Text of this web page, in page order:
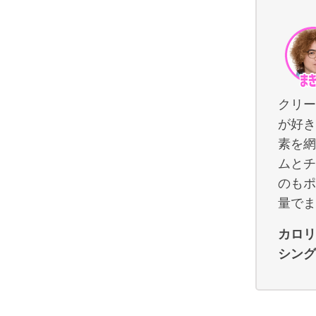
クリ
が好
素を
ムと
のも
量で
カロ
シン